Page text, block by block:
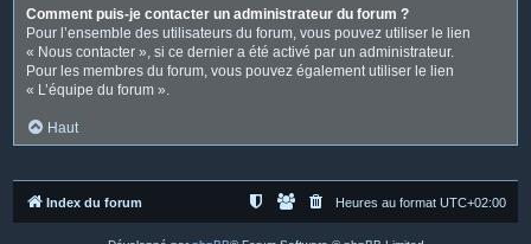
Comment puis-je contacter un administrateur du forum ?
Pour l’ensemble des utilisateurs du forum, vous pouvez utiliser le lien
« Nous contacter », si ce dernier a été activé par un administrateur.
Pour les membres du forum, vous pouvez également utiliser le lien
« L’équipe du forum ».
Haut
Index du forum Heures au format UTC+02:00